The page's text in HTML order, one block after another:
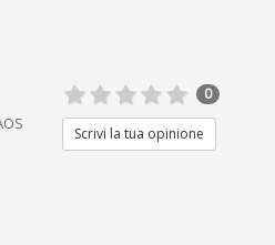
0
Scrivi la tua opinione